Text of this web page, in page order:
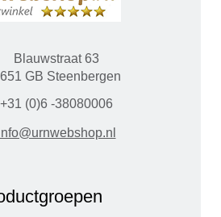
Blauwstraat 63
GB Steenbergen
+31 (0)6 -38080006